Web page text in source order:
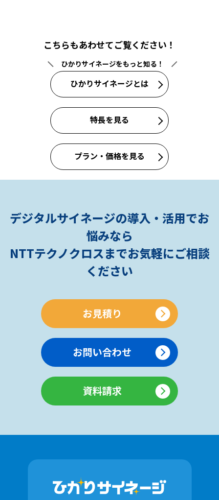
こちらもあわせてご覧ください！
ひかりサイネージをもっと知る！
ひかりサイネージとは
特長を見る
プラン・価格を見る
デジタルサイネージの導入・活用でお
悩みなら
NTTテクノクロスまでお気軽にご相談
ください
お見積り
お問い合わせ
資料請求